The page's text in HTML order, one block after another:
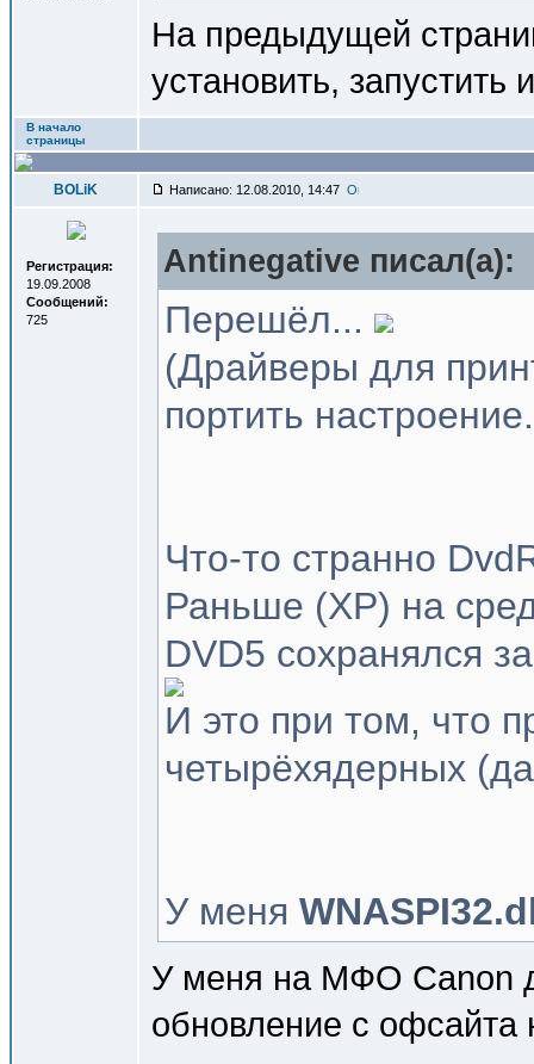
На предыдущей
установить,
В начало
страницы
BOLiK Написано: 12.08.2010, 14:47
Регистрация:
19.09.2008
Сообщений:
725
Antinegative писал(a):
Перешёл...
(Драйверы для
портить
Что-то странно
Раньше (XP) на
DVD5 сохранялся
И это при том, что
четырёхядерных
У меня
У меня на МФО Canon
обновление с офсайта